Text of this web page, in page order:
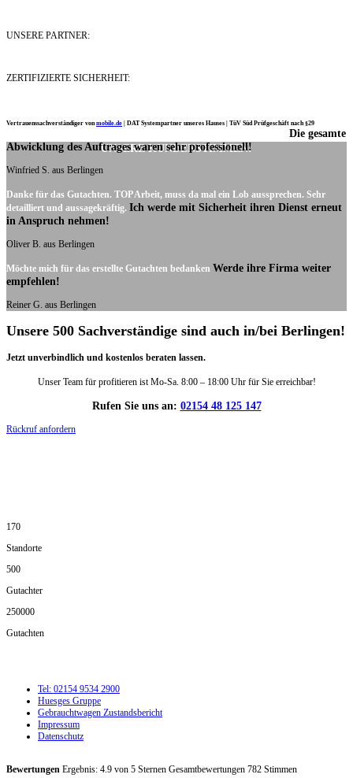
UNSERE PARTNER:
ZERTIFIZIERTE SICHERHEIT:
Vertrauenssachverständiger vonmobile.de DAT Systempartner unseres Hauses | TüV Süd Prüfgeschäft nach §29
UNSERE KUNDENSTIMMEN:
Die gesamte
Abwicklung des Auftrages waren sehr professionell!
Winfried S. aus Berlingen
Danke für das Gutachten. TOP Arbeit, muss da mal ein Lob aussprechen. Sehr
detailliert und aussagekräftig. Ich werde mit Sicherheit ihren Dienst erneut
in Anspruch nehmen!
Oliver B. aus Berlingen
Möchte mich für das erstellte Gutachten bedanken Werde ihre Firma weiter
empfehlen!
Reiner G. aus Berlingen
Unsere 500 Sachverständige sind auch in/bei Berlingen!
Jetzt unverbindlich und kostenlos beraten lassen.
Unser Team für profitieren ist Mo-Sa. 8:00 – 18:00 Uhr für Sie erreichbar!
Rufen Sie uns an: 02154 48 125 147
Rückruf anfordern
170
Standorte
500
Gutachter
250000
Gutachten
Tel: 02154 9534 2900
Huesges Gruppe
Gebrauchtwagen Zustandsbericht
Impressum
Datenschutz
Bewertungen Ergebnis: 4.9 von 5 Sternen Gesamtbewertungen 782 Stimmen